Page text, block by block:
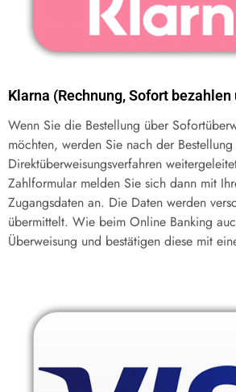
Klarna (Rechnung, Sofort
Wenn Sie die Bestellung über
möchten, werden Sie nach der Bestellung
Direktüberweisungsverfahren
Zahlformular melden Sie sich dann mit
Zugangsdaten an. Die Daten werden
übermittelt. Wie beim Online Banking
Überweisung und bestätigen diese mit